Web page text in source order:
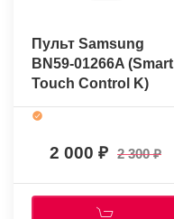
Пульт Samsung
BN59-01266A (Smart
Touch Control K)
(оригинальный)
2 000 2 300